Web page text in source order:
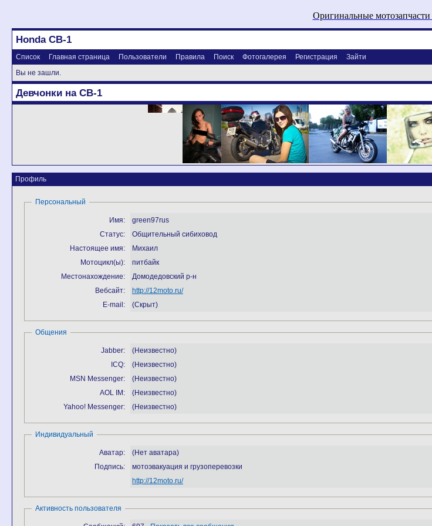
Оригинальные мотозапчасти
Honda CB-1
Список Главная страница Пользователи Правила Поиск Фотогалерея Регистрация
Зайти
Вы не зашли.
Девчонки на CB-1
Профиль
Персональный
Имя:
green97rus
Статус:
Общительный сибиховод
Настоящее имя:
Михаил
Мотоцикл(ы):
питбайк
Местонахождение:
Домодедовский р-н
Вебсайт:
http://12moto.ru/
E-mail:
(Скрыт)
Общения
Jabber:
(Неизвестно)
ICQ:
(Неизвестно)
MSN Messenger:
(Неизвестно)
AOL IM:
(Неизвестно)
Yahoo! Messenger:
(Неизвестно)
Индивидуальный
Аватар:
(Нет аватара)
Подпись:
мотоэвакуация и грузоперевозки
http://12moto.ru/
Активность пользователя